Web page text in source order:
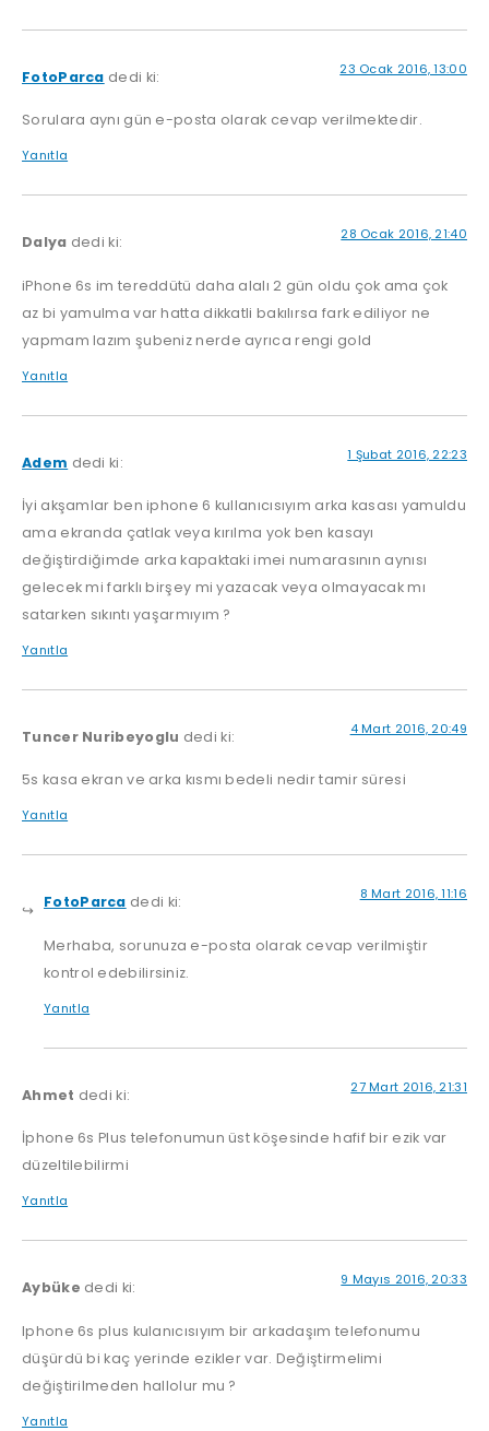
FotoParca dedi ki: 23 Ocak 2016, 13:00
Sorulara aynı gün e-posta olarak cevap verilmektedir.
Yanıtla
Dalya dedi ki: 28 Ocak 2016, 21:40
iPhone 6s im tereddütü daha alalı 2 gün oldu çok ama çok
az bi yamulma var hatta dikkatli bakılırsa fark ediliyor ne
yapmam lazım şubeniz nerde ayrıca rengi gold
Yanıtla
Adem dedi ki: 1 Şubat 2016, 22:23
İyi akşamlar ben iphone 6 kullanıcısıyım arka kasası yamuldu
ama ekranda çatlak veya kırılma yok ben kasayı
değiştirdiğimde arka kapaktaki imei numarasının aynısı
gelecek mi farklı birşey mi yazacak veya olmayacak mı
satarken sıkıntı yaşarmıyım ?
Yanıtla
Tuncer Nuribeyoglu dedi ki: 4 Mart 2016, 20:49
5s kasa ekran ve arka kısmı bedeli nedir tamir süresi
Yanıtla
FotoParca dedi ki: 8 Mart 2016, 11:16
Merhaba, sorunuza e-posta olarak cevap verilmiştir
kontrol edebilirsiniz.
Yanıtla
Ahmet dedi ki: 27 Mart 2016, 21:31
İphone 6s Plus telefonumun üst köşesinde hafif bir ezik var
düzeltilebilirmi
Yanıtla
Aybüke dedi ki: 9 Mayıs 2016, 20:33
Iphone 6s plus kulanıcısıyım bir arkadaşım telefonumu
düşürdü bi kaç yerinde ezikler var. Değiştirmelimi
değiştirilmeden hallolur mu ?
Yanıtla